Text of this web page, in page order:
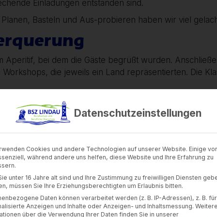
Einladungen entstanden sind.
Basteln und Aus-probieren haben wir viel
Aperitif, bei dem die Gäste begrüßt wurden.
die jeweils ein Land repräsentierten. Die
selbst aktiv werden und einen typischen
Gegenstände mussten erfühlt und die Ergebnisse in
entdeckt wurde.
die Grundlagen des Schuhplattelns mit Herr Michael
wurde in eine Höhle verwandelt, in der die Gäste
Zukunft einmal von uns finden könnten.
dem in gemütlicher Runde die Erlebnisse
Brot gebacken hat.
und ein paar abschließenden Worten der
Datenschutzeinstellungen
Cookies und andere Technologien auf unserer Website. Einige
während andere uns helfen, diese Website und Ihre Erfahrung zu
unter 16 Jahre alt sind und Ihre Zustimmung zu freiwilligen Diensten
müssen Sie Ihre Erziehungsberechtigten um Erlaubnis bitten.
Daten können verarbeitet werden (z. B. IP-Adressen), z. B. für
Anzeigen und Inhalte oder Anzeigen- und Inhaltsmessung. Weitere
über die Verwendung Ihrer Daten finden Sie in unserer